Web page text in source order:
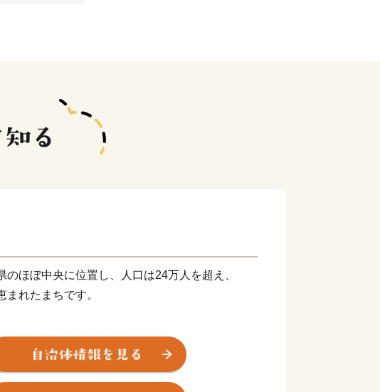
のほぼ中央に位置し、人口は24万人を超え、
まれたまちです。
図書館や屋内こども広場等の人気の施設が複合し
ウス、広大な敷地のF・マリノス 成城石井パー